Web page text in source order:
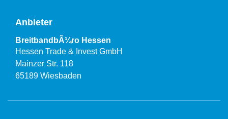
Anbieter
BreitbandbÃ¼ro Hessen
Hessen Trade & Invest GmbH
Mainzer Str. 118
65189 Wiesbaden